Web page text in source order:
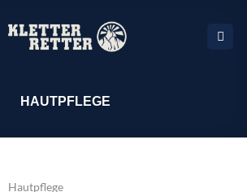
HAUTPFLEGE
Hautpflege